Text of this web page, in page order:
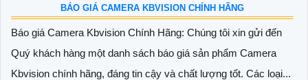
BÁO GIÁ CAMERA KBVISION CHÍNH HÃNG
Báo giá Camera Kbvision Chính Hãng: Chúng tôi xin gửi đến
Quý khách hàng một danh sách báo giá sản phẩm Camera
Kbvision chính hãng, đáng tin cậy và chất lượng tốt. Các loại...